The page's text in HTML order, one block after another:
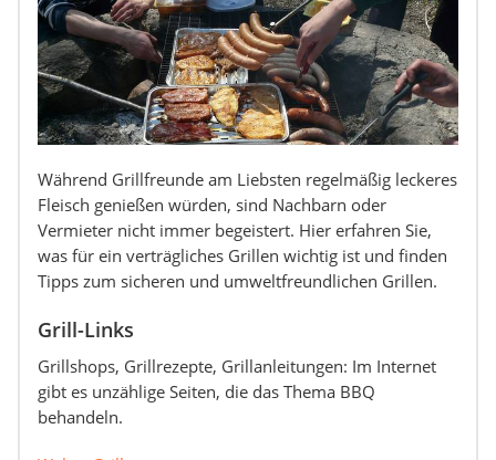
Während Grillfreunde am Liebsten regelmäßig leckeres
Fleisch genießen würden, sind Nachbarn oder
Vermieter nicht immer begeistert. Hier erfahren Sie,
was für ein verträgliches Grillen wichtig ist und finden
Tipps zum sicheren und umweltfreundlichen Grillen.
Grill-Links
Grillshops, Grillrezepte, Grillanleitungen: Im Internet
gibt es unzählige Seiten, die das Thema BBQ
behandeln.